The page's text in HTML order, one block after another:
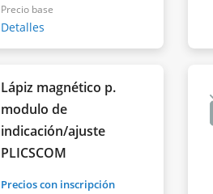
Precio base
Detalles
Lápiz magnético p.
modulo de
indicación/ajuste
PLICSCOM
Precios con inscripción